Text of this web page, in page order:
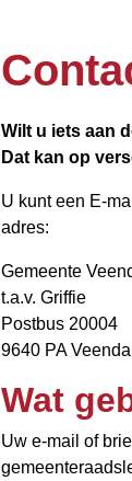
Wilt u iets aan
Dat kan op
U kunt een E-
adres:
Gemeente
t.a.v. Griffie
Postbus 20004
9640 PA
Wat
Uw e-mail of